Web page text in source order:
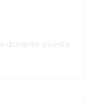
durante questa